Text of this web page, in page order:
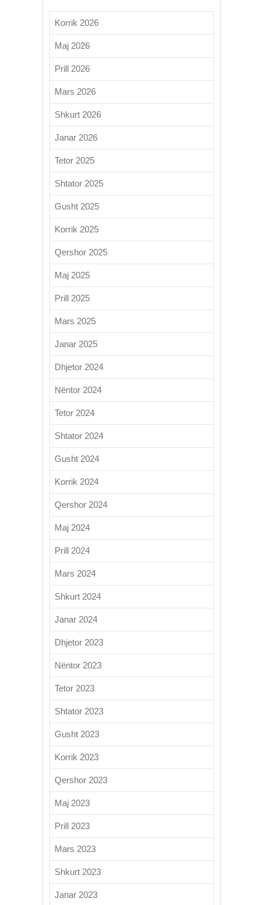
Korrik 2026
Maj 2026
Prill 2026
Mars 2026
Shkurt 2026
Janar 2026
Tetor 2025
Shtator 2025
Gusht 2025
Korrik 2025
Qershor 2025
Maj 2025
Prill 2025
Mars 2025
Janar 2025
Dhjetor 2024
Nëntor 2024
Tetor 2024
Shtator 2024
Gusht 2024
Korrik 2024
Qershor 2024
Maj 2024
Prill 2024
Mars 2024
Shkurt 2024
Janar 2024
Dhjetor 2023
Nëntor 2023
Tetor 2023
Shtator 2023
Gusht 2023
Korrik 2023
Qershor 2023
Maj 2023
Prill 2023
Mars 2023
Shkurt 2023
Janar 2023